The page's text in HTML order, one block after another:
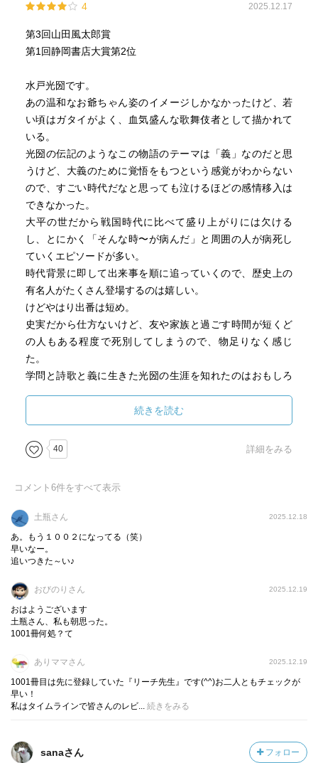
4 2025.12.17
第3回山田風太郎賞
第1回静岡書店大賞第2位
水戸光圀です。
あの温和なお爺ちゃん姿のイメージしかなかったけど、若
い頃はガタイがよく、血気盛んな歌舞伎者として描かれて
いる。
光圀の伝記のようなこの物語のテーマは「義」なのだと思
うけど、大義のために覚悟をもつという感覚がわからない
ので、すごい時代だなと思っても泣けるほどの感情移入は
できなかった。
大平の世だから戦国時代に比べて盛り上がりには欠ける
し、とにかく「そんな時〜が病んだ」と周囲の人が病死し
ていくエピソードが多い。
時代背景に即して出来事を順に追っていくので、歴史上の
有名人がたくさん登場するのは嬉しい。
けどやはり出番は短め。
史実だから仕方ないけど、友や家族と過ごす時間が短くど
の人もある程度で死別してしまうので、物足りなく感じ
た。
学問と詩歌と義に生きた光圀の生涯を知れたのはおもしろ
しかし、光圀の義は子どもたちにとってはいい迷惑なので
は、、、？
続きを読む
40 詳細をみる
コメント 6件をすべて表示
土瓶さん 2025.12.18
あ。もう１００２になってる（笑）
早いなー。
追いつきた～い♪
おびのりさん 2025.12.19
おはようございます
土瓶さん、私も朝思った。
1001冊何処？て
ありママさん 2025.12.19
1001冊目は先に登録していた『リーチ先生』です(^^)お二人ともチェックが
早い！
私はタイムラインで皆さんのレビ... 続きをみる
sanaさん フォロー